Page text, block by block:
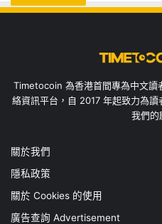
Timetocoin 為香港首間專為中文讀
絡資訊平台，自 2017 年起致力為
我們的
關於我們
隱私政策
關於 Cookies 的使用
廣告查詢 Advertisement